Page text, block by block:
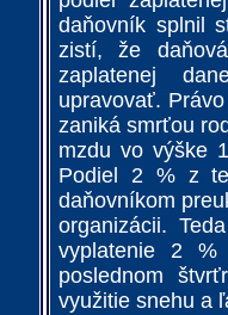
daňovník splnil
zistí, že
zaplatenej
upravovať.
zaniká smrťou
mzdu vo výške
Podiel 2 % z
daňovníkom
organizácii.
vyplatenie 2 %
poslednom
využitie snehu a